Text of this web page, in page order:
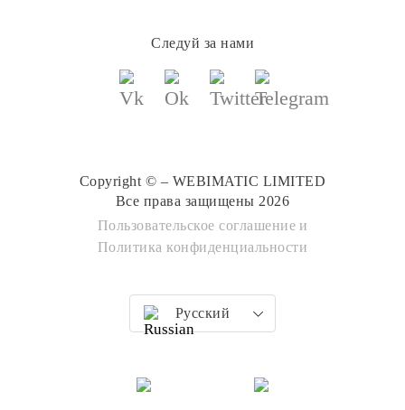
Следуй за нами
Copyright © – WEBIMATIC LIMITED
Все права защищены 2026
Пользовательское соглашение и
Политика конфиденциальности
Русский